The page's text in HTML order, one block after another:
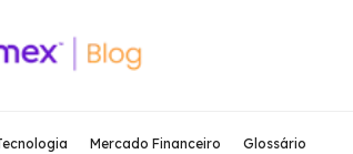
Mercado Financeiro Glossário